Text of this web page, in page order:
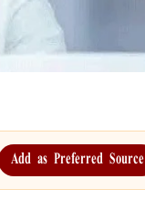
Add as Preferred Source